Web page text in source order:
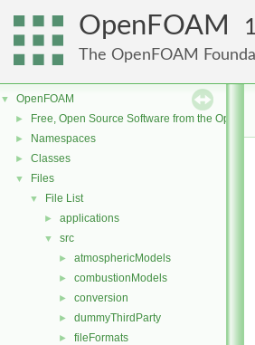
OpenFOAM
The OpenFOAM
▼ OpenFOAM
► Free, Open Source Software from the
► Namespaces
► Classes
▼ Files
▼ File List
► applications
▼ src
► atmosphericModels
► combustionModels
► conversion
► dummyThirdParty
► fileFormats